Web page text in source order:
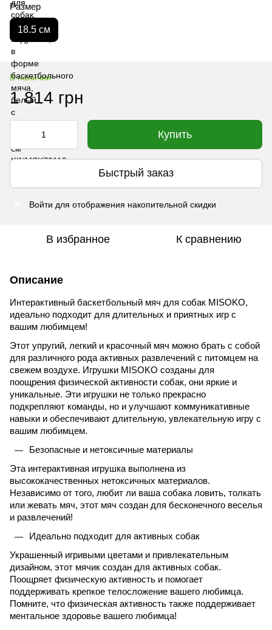
Размер
18.5 см
В наличии
1 814 грн
Купить
Быстрый заказ
Войти для отображения накопительной скидки
В избранное К сравнению
Описание
Интерактивный баскетбольный мяч для собак MISOKO,
идеально подходит для длительных и приятных игр с
вашим любимцем!
Этот упругий, легкий и красочный мяч можно брать с собой
для различного рода активных развлечений с питомцем на
свежем воздухе. Игрушки MISOKO созданы для
поощрения физической активности собак, они яркие и
уникальные. Эти игрушки не только прекрасно
подкрепляют команды, но и улучшают коммуникативные
навыки и обеспечивают длительную, увлекательную игру с
вашим любимцем.
Безопасные и нетоксичные материалы
Эта интерактивная игрушка выполнена из
высококачественных нетоксичных материалов.
Независимо от того, любит ли ваша собака ловить, толкать
или жевать мяч, этот мяч создан для бесконечного веселья
и развлечений!
Идеально подходит для активных собак
Украшенный игривыми цветами и привлекательным
дизайном, этот мячик создан для активных собак.
Поощряет физическую активность и помогает
поддерживать крепкое телосложение вашего любимца.
Помните, что физическая активность также поддерживает
ментальное здоровье вашего любимца!